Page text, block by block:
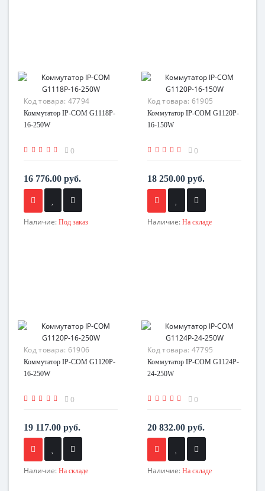
Код товара: 47794
Коммутатор IP-COM G1118P-
16-250W
0
16 776.00 руб.
Наличие: Под заказ
Код товара: 61905
Коммутатор IP-COM G1120P-
16-150W
0
18 250.00 руб.
Наличие: На складе
Код товара: 61906
Коммутатор IP-COM G1120P-
16-250W
0
19 117.00 руб.
Наличие: На складе
Код товара: 47795
Коммутатор IP-COM G1124P-
24-250W
0
20 832.00 руб.
Наличие: На складе